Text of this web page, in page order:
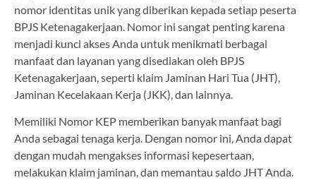
nomor identitas unik yang diberikan kepada setiap peserta
BPJS Ketenagakerjaan. Nomor ini sangat penting karena
menjadi kunci akses Anda untuk menikmati berbagai
manfaat dan layanan yang disediakan oleh BPJS
Ketenagakerjaan, seperti klaim Jaminan Hari Tua (JHT),
Jaminan Kecelakaan Kerja (JKK), dan lainnya.
Memiliki Nomor KEP memberikan banyak manfaat bagi
Anda sebagai tenaga kerja. Dengan nomor ini, Anda dapat
dengan mudah mengakses informasi kepesertaan,
melakukan klaim jaminan, dan memantau saldo JHT Anda.